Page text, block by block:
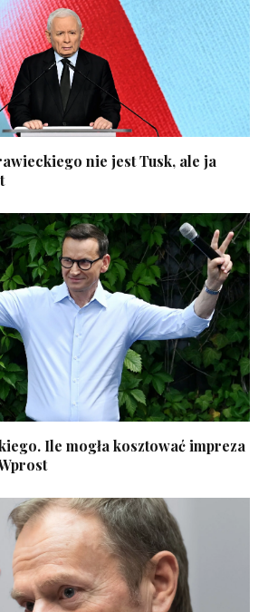
nie jest Tusk, ale ja
Ile mogła kosztować impreza